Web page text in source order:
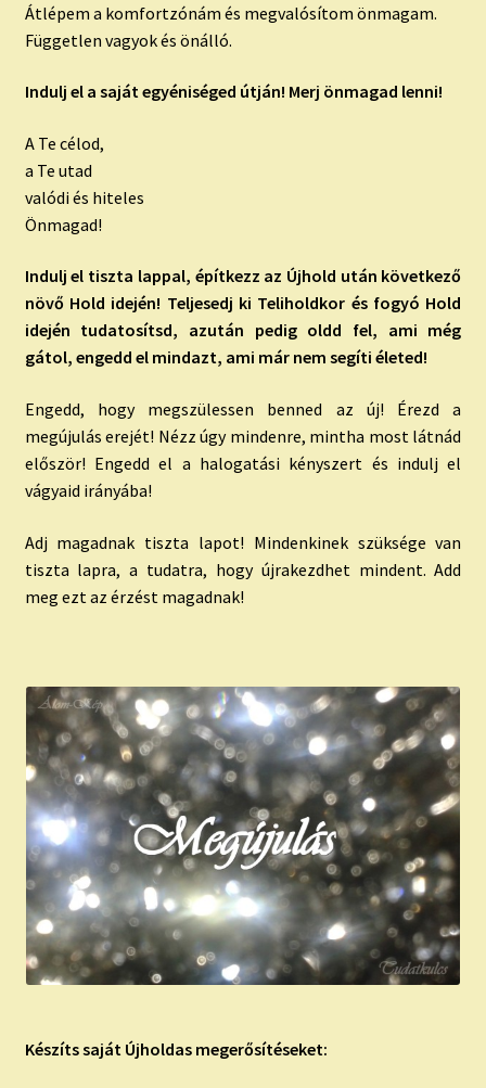
Átlépem a komfortzónám és megvalósítom önmagam.
Független vagyok és önálló.
Indulj el a saját egyéniséged útján! Merj önmagad lenni!
A Te célod,
a Te utad
valódi és hiteles
Önmagad!
Indulj el tiszta lappal, építkezz az Újhold után következő
növő Hold idején! Teljesedj ki Teliholdkor és fogyó Hold
idején tudatosítsd, azután pedig oldd fel, ami még
gátol, engedd el mindazt, ami már nem segíti életed!
Engedd, hogy megszülessen benned az új! Érezd a
megújulás erejét! Nézz úgy mindenre, mintha most látnád
először! Engedd el a halogatási kényszert és indulj el
vágyaid irányába!
Adj magadnak tiszta lapot! Mindenkinek szüksége van
tiszta lapra, a tudatra, hogy újrakezdhet mindent. Add
meg ezt az érzést magadnak!
Készíts saját Újholdas megerősítéseket: